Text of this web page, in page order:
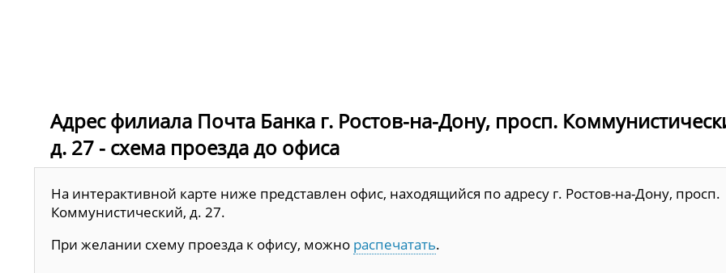
Адрес филиала Почта Банка г. Ростов-на-Дону, просп.
д. 27 - схема проезда до офиса
На интерактивной карте ниже представлен офис, находящийся по адресу г. Ростов-на-Дону, просп.
Коммунистический, д. 27.
При желании схему проезда к офису, можно распечатать.